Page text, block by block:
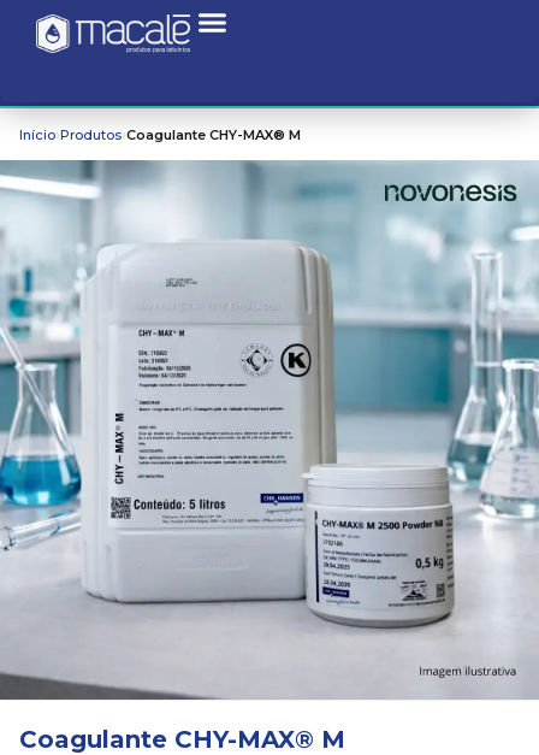
Início›Produtos›Coagulante CHY-MAX® M
Coagulante CHY-MAX® M